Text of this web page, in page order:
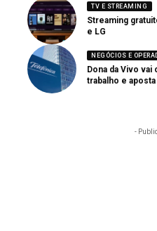
TV E STREAMING
Streaming
e LG
NEGÓCIOS E
Dona da Vivo
trabalho e
-